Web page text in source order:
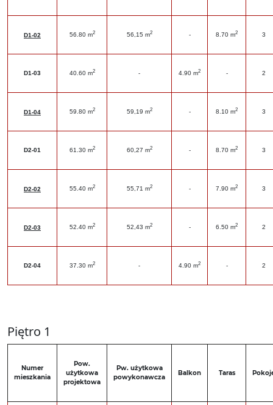
D1-02 56.80 m2 56,15 m2 - 8.70 m2 3
D1-03 40.60 m2 - 4.90 m2 - 2
D1-04 59.80 m2 59,19 m2 - 8.10 m2 3
D2-01 61.30 m2 60,27 m2 - 8.70 m2 3
D2-02 55.40 m2 55,71 m2 - 7.90 m2 3
D2-03 52.40 m2 52,43 m2 - 6.50 m2 2
D2-04 37.30 m2 - 4.90 m2 - 2
Piętro 1
Numer
mieszkania
Pow.
użytkowa
projektowa
Pw. użytkowa
powykonawcza
Balkon Taras